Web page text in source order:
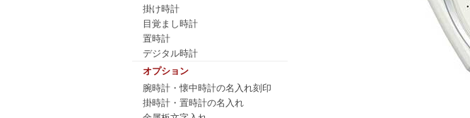
掛け時計
目覚まし時計
置時計
デジタル時計
オプション
腕時計・懐中時計の名入れ刻印
掛時計・置時計の名入れ